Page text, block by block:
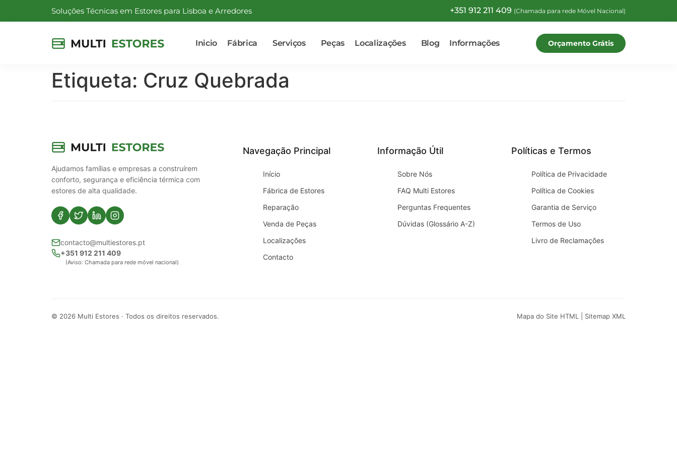
Soluções Técnicas em Estores para Lisboa e Arredores +351 912 211 409 (Chamada para rede Móvel Nacional)
Inicio Fábrica Serviços Peças Localizações Blog Informações Orçamento Grátis
Etiqueta: Cruz Quebrada
Ajudamos famílias e empresas a construírem
conforto, segurança e eficiência térmica com
estores de alta qualidade.
contacto@multiestores.pt
+351 912 211 409
(Aviso: Chamada para rede móvel nacional)
Navegação Principal
Início
Fábrica de Estores
Reparação
Venda de Peças
Localizações
Contacto
Informação Útil
Sobre Nós
FAQ Multi Estores
Perguntas Frequentes
Dúvidas (Glossário A-Z)
Políticas e Termos
Política de Privacidade
Política de Cookies
Garantia de Serviço
Termos de Uso
Livro de Reclamações
© 2026 Multi Estores · Todos os direitos reservados. Mapa do Site HTML Sitemap XML